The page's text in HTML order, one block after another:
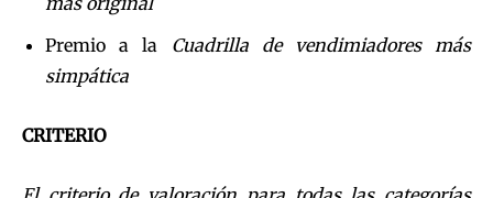
Premio a la Cuadrilla de vendimiadores más
simpática
CRITERIO